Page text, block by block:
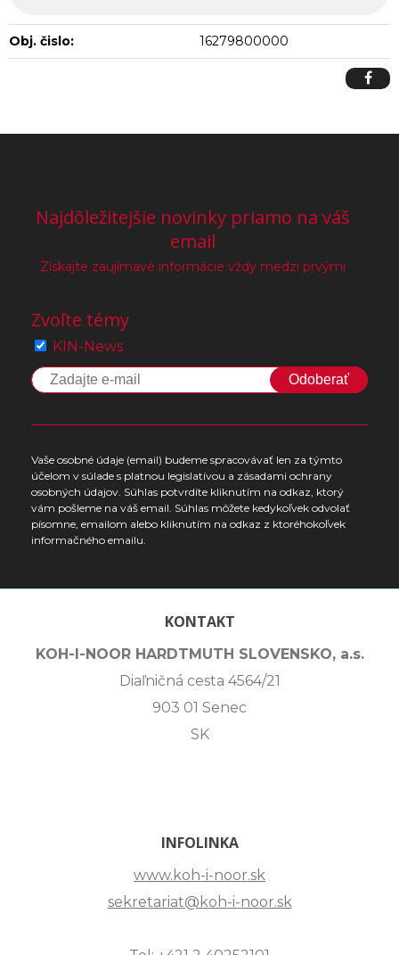
Obj. čislo: 16279800000
Najdôležitejšie novinky priamo na váš
email
Získajte zaujímavé informácie vždy medzi prvými
Zvoľte témy
KIN-News
Odoberať
Vaše osobné údaje (email) budeme spracovávať len za týmto
účelom v súlade s platnou legislatívou a zásadami ochrany
osobných údajov. Súhlas potvrdíte kliknutím na odkaz, ktorý
vám pošleme na váš email. Súhlas môžete kedykoľvek odvolať
písomne, emailom alebo kliknutím na odkaz z ktoréhokoľvek
informačného emailu.
KONTAKT
KOH-I-NOOR HARDTMUTH SLOVENSKO, a.s.
Diaľničná cesta 4564/21
903 01 Senec
SK
INFOLINKA
www.koh-i-noor.sk
sekretariat@koh-i-noor.sk